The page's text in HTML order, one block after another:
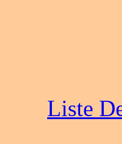
Liste